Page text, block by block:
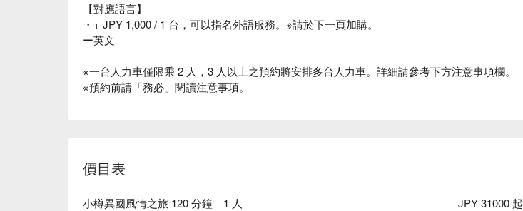
【對應語言】
・+ JPY 1,000 / 1 台，可以指名外語服務。※請於下一頁加購。
ー英文
※一台人力車僅限乘 2 人，3 人以上之預約將安排多台人力車。詳細請參考下方注意事項欄。
※預約前請「務必」閱讀注意事項。
價目表
小樽異國風情之旅 120 分鐘｜1 人 JPY 31000 起